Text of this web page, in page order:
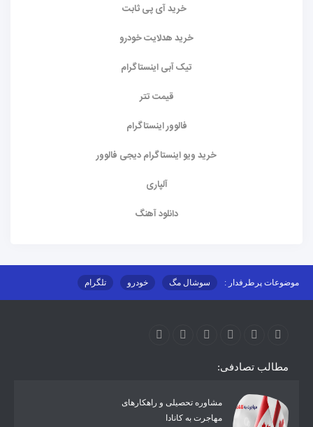
خرید آی پی ثابت
خرید هدلایت خودرو
تیک آبی اینستاگرام
قیمت تتر
فالوور اینستاگرام
خرید ویو اینستاگرام دیجی فالوور
آلپاری
دانلود آهنگ
موضوعات پرطرفدار : سوشال مگ خودرو تلگرام
مطالب تصادفی:
مشاوره تحصیلی و راهکارهای
مهاجرت به کانادا